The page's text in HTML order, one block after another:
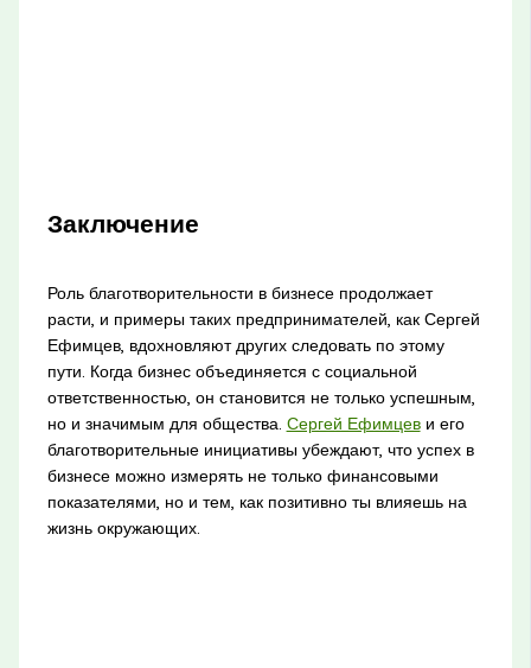
Заключение
Роль благотворительности в бизнесе продолжает
расти, и примеры таких предпринимателей, как Сергей
Ефимцев, вдохновляют других следовать по этому
пути. Когда бизнес объединяется с социальной
ответственностью, он становится не только успешным,
но и значимым для общества. Сергей Ефимцеви его
благотворительные инициативы убеждают, что успех в
бизнесе можно измерять не только финансовыми
показателями, но и тем, как позитивно ты влияешь на
жизнь окружающих.